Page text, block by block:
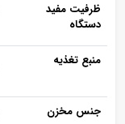
ظرفیت مفید
دستگاه
منبع تغذیه
جنس مخزن